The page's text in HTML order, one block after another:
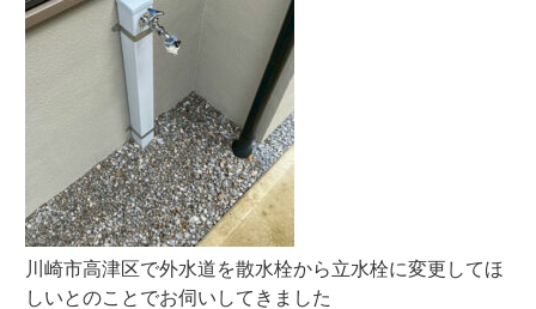
川崎市高津区で外水道を散水栓から立水栓に変更してほ
しいとのことでお伺いしてきました